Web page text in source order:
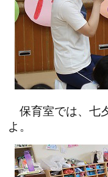
保育室では、七
よ。